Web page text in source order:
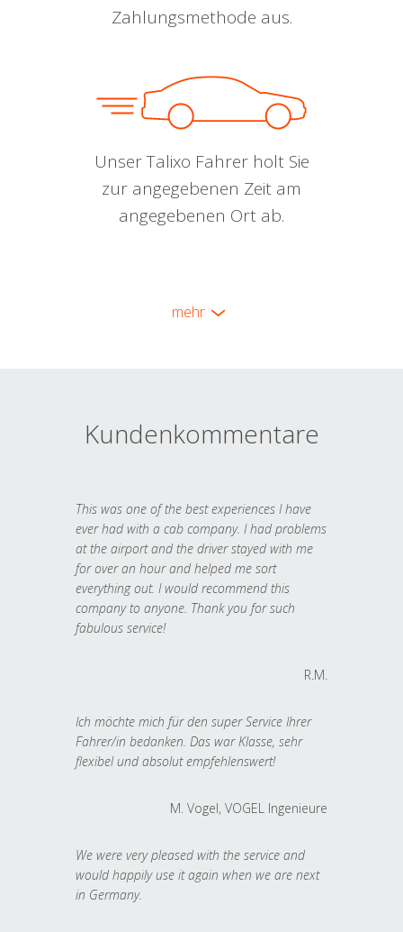
Zahlungsmethode aus.
Unser Talixo Fahrer holt Sie
zur angegebenen Zeit am
angegebenen Ort ab.
mehr
Kundenkommentare
This was one of the best experiences I have
ever had with a cab company. I had problems
at the airport and the driver stayed with me
for over an hour and helped me sort
everything out. I would recommend this
company to anyone. Thank you for such
fabulous service!
R.M.
Ich möchte mich für den super Service Ihrer
Fahrer/in bedanken. Das war Klasse, sehr
flexibel und absolut empfehlenswert!
M. Vogel, VOGEL Ingenieure
We were very pleased with the service and
would happily use it again when we are next
in Germany.